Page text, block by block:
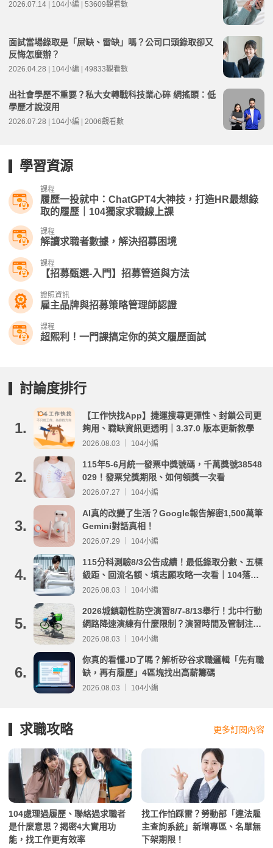
2026.07.14 | 104小編 | 53609觀看數
面試當場錄取是「屎缺、雷缺」嗎？公司口頭錄取卻又
反悔怎麼辦？
2026.04.28 | 104小編 | 49833觀看數
出社會學歷不重要？私大女轉戰科技業心碎 網搖頭：低
學歷才說沒用
2026.07.28 | 104小編 | 2006觀看數
學習資源
課程
履歷一投就中：ChatGPT4大神技，打造HR最想錄
取的履歷｜104獨家求職線上課
課程
解讀求職者數據，解決招募困境
課程
【招募甄選-入門】招募管道與方法
證照資訊
雇主品牌與招募策略管理師認證
課程
超熙利！一門課搞定你的英文履歷面試
討論度排行
1.
【工作快找App】捷運搜尋更彈性、封鎖公司更
夠用、職缺資訊更透明｜3.37.0 版本更新教學
2026.08.03 ｜ 104小編
2.
115年5-6月統一發票中獎號碼，千萬獎號38548
029！發票兌獎期限、如何領獎一次看
2026.07.27 ｜ 104小編
3.
AI真的改變了生活？Google報告解密1,500萬筆
Gemini對話真相！
2026.07.29 ｜ 104小編
4.
115分科測驗8/3公告成績！最低錄取分數、五標
級距、回流名額、填志願攻略一次看｜104落點
分析
2026.08.03 ｜ 104小編
5.
2026城鎮韌性防空演習8/7-8/13舉行！北中行動
網路降速演練有什麼限制？演習時間及管制注意
事項整理
2026.08.03 ｜ 104小編
6.
你真的看懂JD了嗎？解析矽谷求職邏輯「先有職
缺，再有履歷」4區塊找出高薪籌碼
2026.08.03 ｜ 104小編
求職攻略 更多訂閱內容
104處理過履歷、聯絡過求職者
是什麼意思？揭密4大實用功
能，找工作更有效率
找工作怕踩雷？勞動部「違法雇
主查詢系統」新增專區、名單無
下架期限！